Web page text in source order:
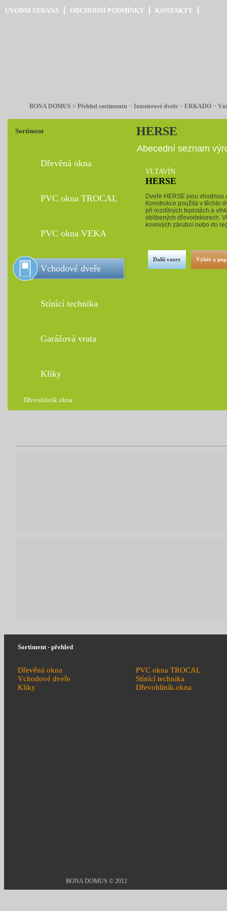
ÚVODNÍ STRANA OBCHODNÍ PODMÍNKY KONTAKTY
BONA DOMUS > Přehled sortimentu > Interierové dveře > ERKADO >
Sortiment HERSE
Dřevěná okna
PVC okna TROCAL
PVC okna VEKA
Vchodové dveře
Stínící technika
Garážová vrata
Kliky
Dřevohliník.okna
Abecední seznam
VLTAVÍN
HERSE
Dveře HERSE jsou
Konstrukce použitá v těchto
při rozdílných teplotách a
oblíbených dřevodekorech.
kovových zárubní nebo do
Další vzory Výběr a
Sortiment - přehled
Dřevěná okna
PVC okna TROCAL
Vchodové dveře
Stínící technika
Kliky
Dřevohliník.okna
BONA DOMUS © 2012